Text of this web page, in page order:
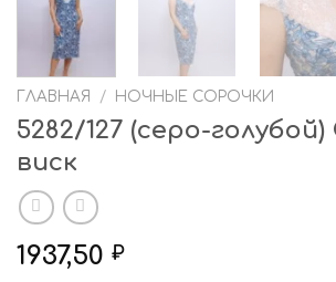
ГЛАВНАЯ / НОЧНЫЕ СОРОЧКИ
5282/127 (серо-
виск
1937,50 ₽